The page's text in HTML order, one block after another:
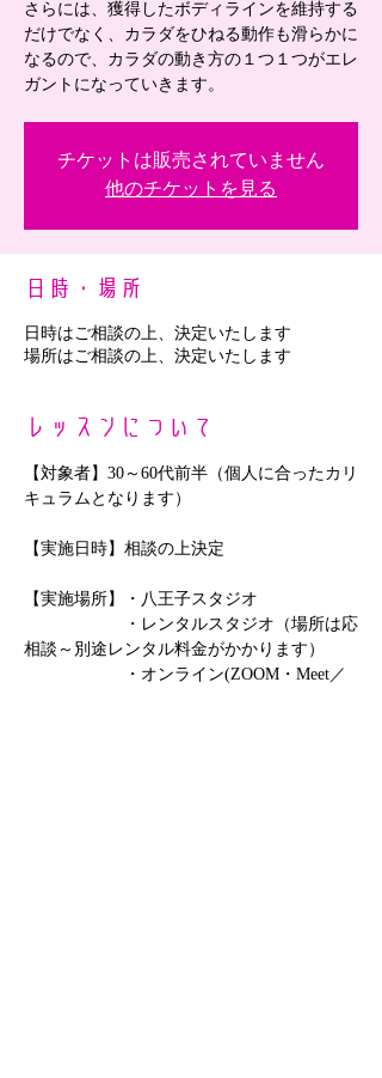
さらには、獲得したボディラインを維持する
だけでなく、カラダをひねる動作も滑らかに
なるので、カラダの動き方の１つ１つがエレ
ガントになっていきます。
チケットは販売されていません
他のチケットを見る
日時・場所
日時はご相談の上、決定いたします
場所はご相談の上、決定いたします
レッスンについて
【対象者】30～60代前半（個人に合ったカリ
キュラムとなります）
【実施日時】相談の上決定
【実施場所】・八王子スタジオ
・レンタルスタジオ（場所は応
相談～別途レンタル料金がかかります）
・オンライン(ZOOM・Meet／